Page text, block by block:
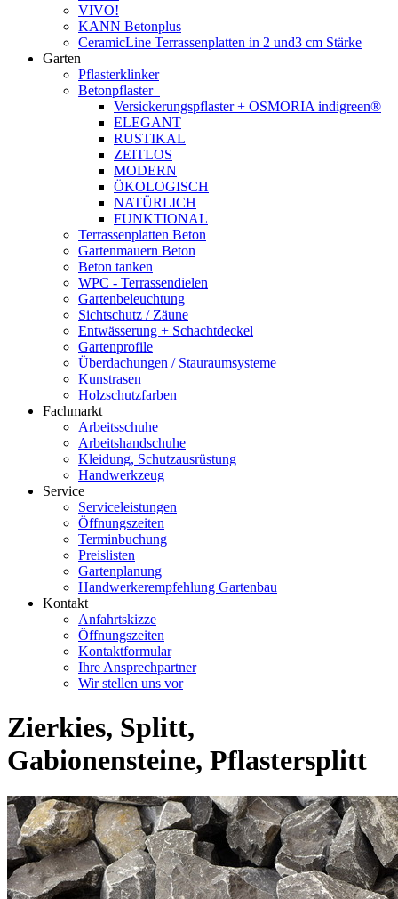
VIVO!
KANN Betonplus
CeramicLine Terrassenplatten in 2 und3 cm Stärke
Garten
Pflasterklinker
Betonpflaster
Versickerungspflaster + OSMORIA indigreen®
ELEGANT
RUSTIKAL
ZEITLOS
MODERN
ÖKOLOGISCH
NATÜRLICH
FUNKTIONAL
Terrassenplatten Beton
Gartenmauern Beton
Beton tanken
WPC - Terrassendielen
Gartenbeleuchtung
Sichtschutz / Zäune
Entwässerung + Schachtdeckel
Gartenprofile
Überdachungen / Stauraumsysteme
Kunstrasen
Holzschutzfarben
Fachmarkt
Arbeitsschuhe
Arbeitshandschuhe
Kleidung, Schutzausrüstung
Handwerkzeug
Service
Serviceleistungen
Öffnungszeiten
Terminbuchung
Preislisten
Gartenplanung
Handwerkerempfehlung Gartenbau
Kontakt
Anfahrtskizze
Öffnungszeiten
Kontaktformular
Ihre Ansprechpartner
Wir stellen uns vor
Zierkies, Splitt,
Gabionensteine, Pflastersplitt